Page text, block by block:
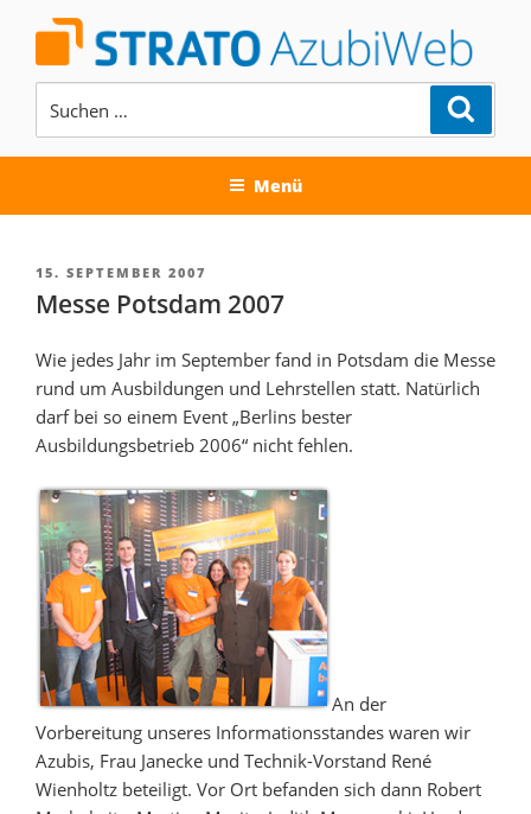
Inhalt
springen
nach:
AUSBILDUNG BEI DER STRATO
Menü
VERÖFFENTLICHT
AM
15. SEPTEMBER 2007
Messe Potsdam 2007
Wie jedes Jahr im September fand in Potsdam die Messe
rund um Ausbildungen und Lehrstellen statt. Natürlich
darf bei so einem Event „Berlins bester
Ausbildungsbetrieb 2006“ nicht fehlen.
An der
Vorbereitung unseres Informationsstandes waren wir
Azubis, Frau Janecke und Technik-Vorstand René
Wienholtz beteiligt. Vor Ort befanden sich dann Robert